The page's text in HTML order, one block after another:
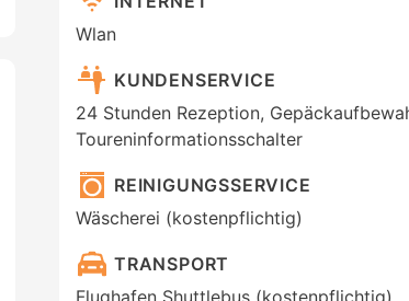
Wlan
KUNDENSERVICE
24 Stunden Rezeption,
Toureninformationsschalter
REINIGUNGSSERVICE
Wäscherei (kostenpflichtig)
TRANSPORT